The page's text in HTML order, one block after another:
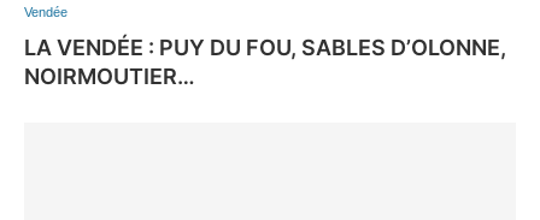
Vendée
LA VENDÉE : PUY DU FOU, SABLES D’OLONNE,
NOIRMOUTIER…